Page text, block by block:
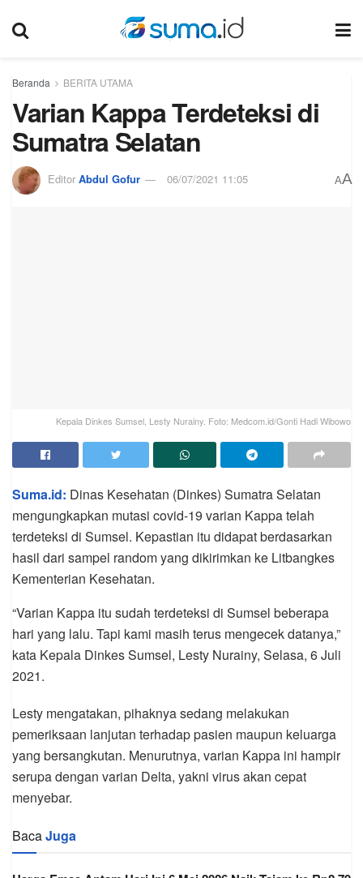
Beranda BERITA UTAMA
Varian Kappa Terdeteksi di
Sumatra Selatan
Editor Abdul Gofur 06/07/2021 11:05 AA
Kepala Dinkes Sumsel, Lesty Nurainy. Foto: Medcom.id/Gonti Hadi Wibowo
Suma.id: Dinas Kesehatan (Dinkes) Sumatra Selatan
mengungkapkan mutasi covid-19 varian Kappa telah
terdeteksi di Sumsel. Kepastian itu didapat berdasarkan
hasil dari sampel random yang dikirimkan ke Litbangkes
Kementerian Kesehatan.
“Varian Kappa itu sudah terdeteksi di Sumsel beberapa
hari yang lalu. Tapi kami masih terus mengecek datanya,”
kata Kepala Dinkes Sumsel, Lesty Nurainy, Selasa, 6 Juli
2021.
Lesty mengatakan, pihaknya sedang melakukan
pemeriksaan lanjutan terhadap pasien maupun keluarga
yang bersangkutan. Menurutnya, varian Kappa ini hampir
serupa dengan varian Delta, yakni virus akan cepat
menyebar.
BacaJuga